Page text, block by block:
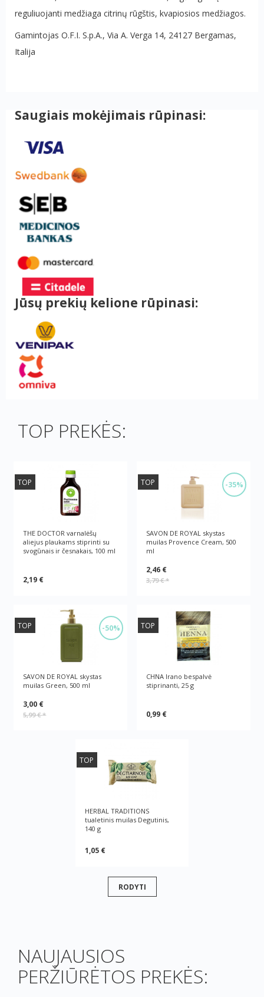
reguliuojanti medžiaga citrinų rūgštis, kvapiosios medžiagos.
Gamintojas O.F.I. S.p.A., Via A. Verga 14, 24127 Bergamas,
Italija
Saugiais mokėjimais rūpinasi:
Jūsų prekių kelione rūpinasi:
TOP PREKĖS:
TOP
THE DOCTOR varnalėšų
aliejus plaukams stiprinti su
svogūnais ir česnakais, 100 ml
2,19 €
-35%
TOP
SAVON DE ROYAL skystas
muilas Provence Cream, 500
ml
2,46 €
3,79 €*
-50%
TOP
SAVON DE ROYAL skystas
muilas Green, 500 ml
3,00 €
5,99 €*
TOP
CHNA Irano bespalvė
stiprinanti, 25 g
0,99 €
TOP
HERBAL TRADITIONS
tualetinis muilas Degutinis,
140 g
1,05 €
RODYTI
NAUJAUSIOS
PERŽIŪRĖTOS PREKĖS: